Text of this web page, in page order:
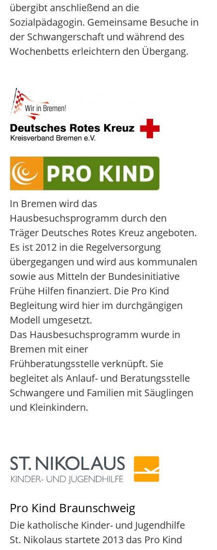
übergibt anschließend an die
Sozialpädagogin. Gemeinsame Besuche in
der Schwangerschaft und während des
Wochenbetts erleichtern den Übergang.
In Bremen wird das
Hausbesuchsprogramm durch den
Träger Deutsches Rotes Kreuz angeboten.
Es ist 2012 in die Regelversorgung
übergegangen und wird aus kommunalen
sowie aus Mitteln der Bundesinitiative
Frühe Hilfen finanziert. Die Pro Kind
Begleitung wird hier im durchgängigen
Modell umgesetzt.
Das Hausbesuchsprogramm wurde in
Bremen mit einer
Frühberatungsstelle verknüpft. Sie
begleitet als Anlauf- und Beratungsstelle
Schwangere und Familien mit Säuglingen
und Kleinkindern.
Pro Kind Braunschweig
Die katholische Kinder- und Jugendhilfe
St. Nikolaus startete 2013 das Pro Kind